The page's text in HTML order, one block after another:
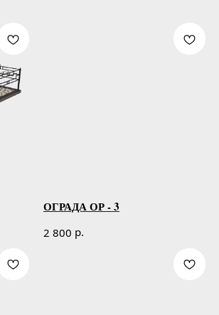
ОГРАДА ОР - 3
2 800 р.